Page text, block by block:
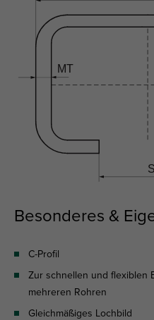
Besonderes &
C-Profil
Zur schnellen und flexiblen
mehreren Rohren
Gleichmäßiges Lochbild